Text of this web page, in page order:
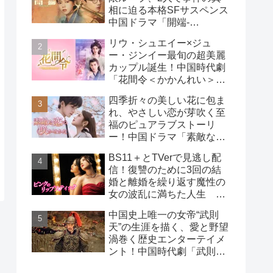
相に迫る本格SFサスペンス
中国ドラマ「開端-
リウ・シュエイー×ジュ
ー・ジンイー最旬の超美麗
カップル誕生！中国時代劇
「花間令＜かかんれい＞～
四季折々の美しい花に包ま
れ、やさしい恋が芽吹く至
福のピュアラブストーリ
ー！中国ドラマ「素敵な恋
BS11＋とTVerで見逃し配
信！復讐のために3回の結
婚と離婚を繰り返す魔性の
女の波乱に満ちた人生
プスティック」
中国史上唯一の女帝“武則
天”の生涯を描く、愛と野望
渦巻く歴史エンターテイメ
ント！中国時代劇「武則天